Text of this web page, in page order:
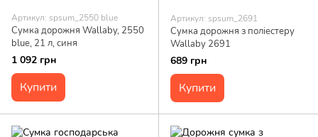
Артикул: spsum_2550 blue
Сумка дорожня Wallaby, 2550
blue, 21 л, синя
1 092 грн
Купити
Артикул: spsum_2691
Сумка дорожня з поліестеру
Wallaby 2691
689 грн
Купити